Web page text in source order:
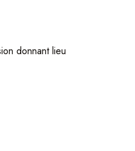
donnant lieu